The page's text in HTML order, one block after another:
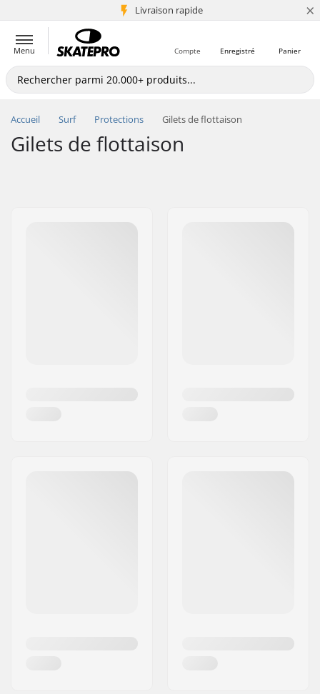
Livraison rapide
+5 mio de clients ×
Menu Panier
Enregistré
Compte
Accueil Surf Protections Gilets de flottaison
Gilets de flottaison